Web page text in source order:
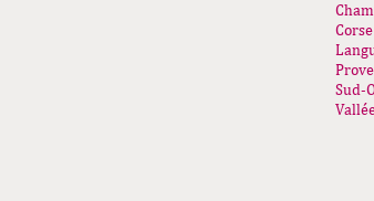
Corse
Sud-